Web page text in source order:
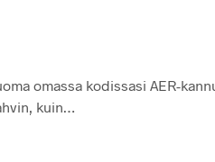
omassa kodissasi AER-
kuin…